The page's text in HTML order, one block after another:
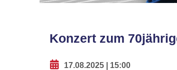
Konzert zum
17.08.2025 | 15:00